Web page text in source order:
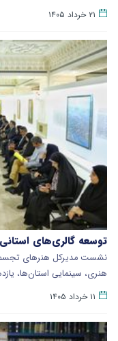
۲۱ خرداد ۱۴۰۵
توسعه گالری‌های استانی
​نشست مدیرکل هنرهای تجسمی
هنری، سینمایی استان‌ها، یازدهم
۱۱ خرداد ۱۴۰۵